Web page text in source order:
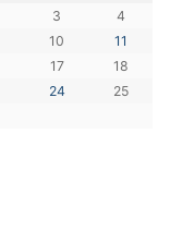
3
4
10
11
17
18
24
25